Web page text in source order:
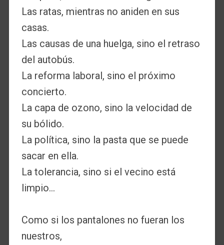
Las ratas, mientras no aniden en sus
casas.
Las causas de una huelga, sino el retraso
del autobús.
La reforma laboral, sino el próximo
concierto.
La capa de ozono, sino la velocidad de
su bólido.
La política, sino la pasta que se puede
sacar en ella.
La tolerancia, sino si el vecino está
limpio…
Como si los pantalones no fueran los
nuestros,